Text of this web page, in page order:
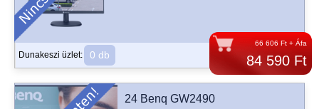
66 606 Ft + Áfa
84 590 Ft
Dunakeszi üzlet: 0 db
24 Benq GW2490